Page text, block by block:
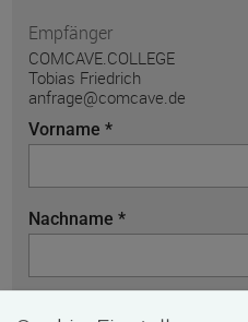
Empfänger
COMCAVE.COLLEGE
Tobias Friedrich
anfrage@comcave.de
Vorname *
Nachname *